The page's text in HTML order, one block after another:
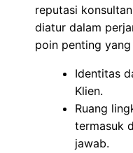
reputasi
diatur dalam
poin penting
Identitas
Klien.
Ruang
termasuk
jawab.